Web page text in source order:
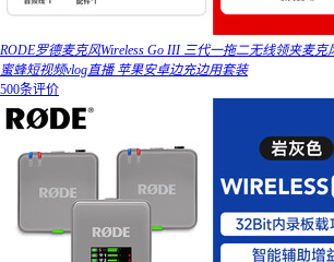
RODE罗德麦克风Wireless Go III 三代一拖二无线领夹麦
蜜蜂短视频vlog直播 苹果安卓边充边用套装
500条评价